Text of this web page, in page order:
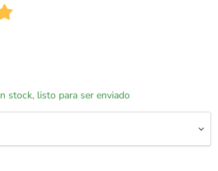
en stock, listo para ser enviado